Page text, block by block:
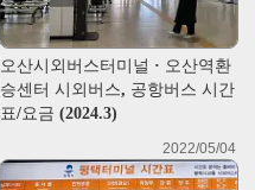
오산시외버스터미널 · 오산역환
승센터 시외버스, 공항버스 시간
표/요금 (2024.3)
2022/05/04